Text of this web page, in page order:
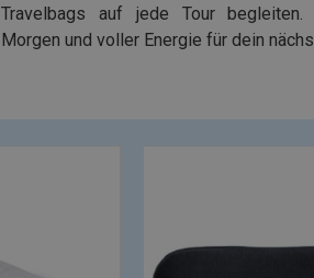
Travelbags auf jede Tour begleiten.
Morgen und voller Energie für dein